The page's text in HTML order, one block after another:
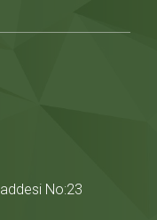
No:23